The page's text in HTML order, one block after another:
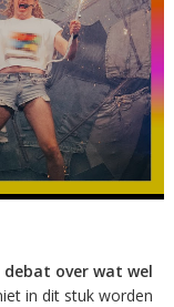
debat over wat wel
in dit stuk worden